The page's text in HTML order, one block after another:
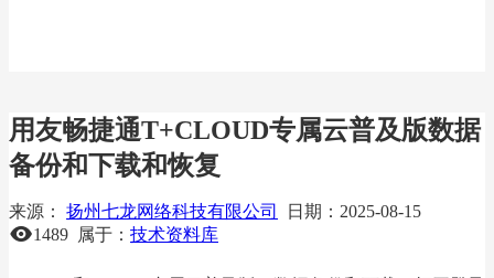
用友畅捷通T+CLOUD专属云普及版数据
备份和下载和恢复
来源： 扬州七龙网络科技有限公司 日期： 2025-08-15
1489 属于： 技术资料库